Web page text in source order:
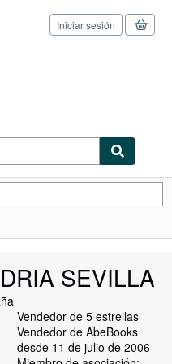
Iniciar sesión
SEVILLA
Vendedor de 5 estrellas
Vendedor de AbeBooks
desde 11 de julio de 2006